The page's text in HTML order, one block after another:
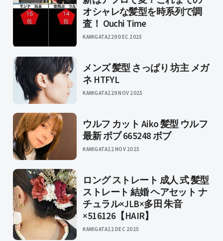
オシャレな髪型を時系列で調
査！ Ouchi Time
KAMIGATA229 DEC 2025
メンズ 髪型 さっぱり 坊主 メガ
ネ HTFYL
KAMIGATA229 NOV 2025
ウルフ カット Aiko 髪型 ウルフ
最新 ボブ 665248 ボブ
KAMIGATA22 NOV 2025
ロング ストレート 成人 式 髪型
ストレート 結婚 ヘアセット ナ
チュラル×JLB×多田 朱音
×516126【HAIR】
KAMIGATA22 DEC 2025